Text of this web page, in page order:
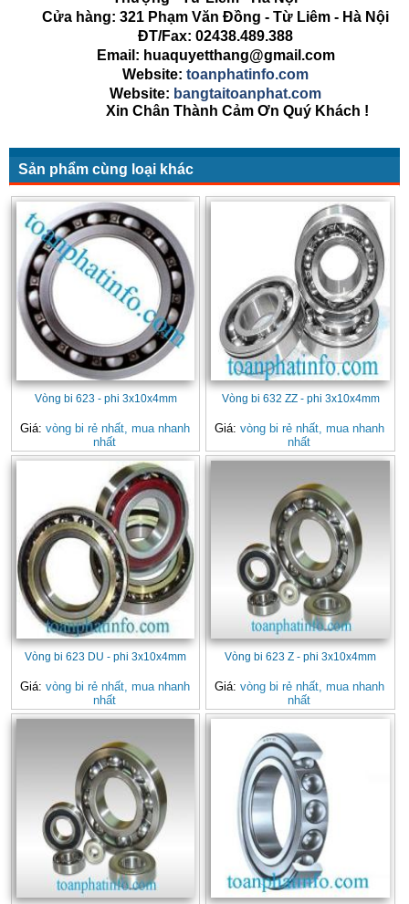
Cửa hàng: 321 Phạm Văn Đồng - Từ Liêm - Hà Nội
ĐT/Fax: 02438.489.388
Email: huaquyetthang@gmail.com
Website: toanphatinfo.com
Website: bangtaitoanphat.com
Xin Chân Thành Cảm Ơn Quý Khách !
Sản phẩm cùng loại khác
Vòng bi 623 - phi 3x10x4mm
Giá: vòng bi rẻ nhất, mua nhanh
nhất
Vòng bi 632 ZZ - phi 3x10x4mm
Giá: vòng bi rẻ nhất, mua nhanh
nhất
Vòng bi 623 DU - phi 3x10x4mm
Giá: vòng bi rẻ nhất, mua nhanh
nhất
Vòng bi 623 Z - phi 3x10x4mm
Giá: vòng bi rẻ nhất, mua nhanh
nhất